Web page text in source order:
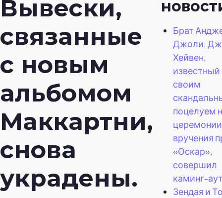
Вывески,
связанные
с новым
альбомом
Маккартни,
снова
украдены.
Брат
Джоли,
Хейвен,
известный
своим
поцелуем
церемонии
вручения
«Оскар»,
совершил
каминг-
Зендая и